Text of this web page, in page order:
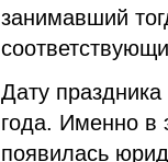
занимавший
Дату
года. Именно в
появилась